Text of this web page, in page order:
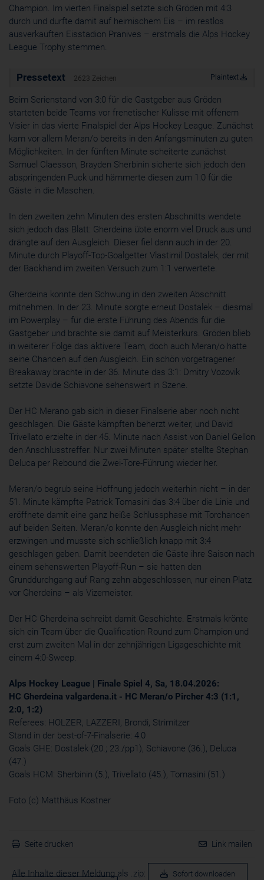
Champion. Im vierten Finalspiel setzte sich Gröden mit 4:3
durch und durfte damit auf heimischem Eis – im restlos
ausverkauften Eisstadion Pranives – erstmals die Alps Hockey
League Trophy stemmen.
Pressetext 2623 Zeichen Plaintext
Beim Serienstand von 3:0 für die Gastgeber aus Gröden
starteten beide Teams vor frenetischer Kulisse mit offenem
Visier in das vierte Finalspiel der Alps Hockey League. Zunächst
kam vor allem Meran/o bereits in den Anfangsminuten zu guten
Möglichkeiten. In der fünften Minute scheiterte zunächst
Samuel Claesson, Brayden Sherbinin sicherte sich jedoch den
abspringenden Puck und hämmerte diesen zum 1:0 für die
Gäste in die Maschen.
In den zweiten zehn Minuten des ersten Abschnitts wendete
sich jedoch das Blatt: Gherdeina übte enorm viel Druck aus und
drängte auf den Ausgleich. Dieser fiel dann auch in der 20.
Minute durch Playoff-Top-Goalgetter Vlastimil Dostalek, der mit
der Backhand im zweiten Versuch zum 1:1 verwertete.
Gherdeina konnte den Schwung in den zweiten Abschnitt
mitnehmen. In der 23. Minute sorgte erneut Dostalek – diesmal
im Powerplay – für die erste Führung des Abends für die
Gastgeber und brachte sie damit auf Meisterkurs. Gröden blieb
in weiterer Folge das aktivere Team, doch auch Meran/o hatte
seine Chancen auf den Ausgleich. Ein schön vorgetragener
Breakaway brachte in der 36. Minute das 3:1: Dmitry Vozovik
setzte Davide Schiavone sehenswert in Szene.
Der HC Merano gab sich in dieser Finalserie aber noch nicht
geschlagen. Die Gäste kämpften beherzt weiter, und David
Trivellato erzielte in der 45. Minute nach Assist von Daniel Gellon
den Anschlusstreffer. Nur zwei Minuten später stellte Stephan
Deluca per Rebound die Zwei-Tore-Führung wieder her.
Meran/o begrub seine Hoffnung jedoch weiterhin nicht – in der
51. Minute kämpfte Patrick Tomasini das 3:4 über die Linie und
eröffnete damit eine ganz heiße Schlussphase mit Torchancen
auf beiden Seiten. Meran/o konnte den Ausgleich nicht mehr
erzwingen und musste sich schließlich knapp mit 3:4
geschlagen geben. Damit beendeten die Gäste ihre Saison nach
einem sehenswerten Playoff-Run – sie hatten den
Grunddurchgang auf Rang zehn abgeschlossen, nur einen Platz
vor Gherdeina – als Vizemeister.
Der HC Gherdeina schreibt damit Geschichte. Erstmals krönte
sich ein Team über die Qualification Round zum Champion und
erst zum zweiten Mal in der zehnjährigen Ligageschichte mit
einem 4:0-Sweep.
Alps Hockey League | Finale Spiel 4, Sa, 18.04.2026:
HC Gherdeina valgardena.it - HC Meran/o Pircher 4:3 (1:1,
2:0, 1:2)
Referees: HOLZER, LAZZERI, Brondi, Strimitzer
Stand in der best-of-7-Finalserie: 4:0
Goals GHE: Dostalek (20.; 23./pp1), Schiavone (36.), Deluca
(47.)
Goals HCM: Sherbinin (5.), Trivellato (45.), Tomasini (51.)
Foto (c) Matthäus Kostner
Seite drucken Link mailen
Alle Inhalte dieser Meldung als .zip:
Sofort downloaden
Cookie
ahoy_*
powrio.com
https://www.powr.io/privacy